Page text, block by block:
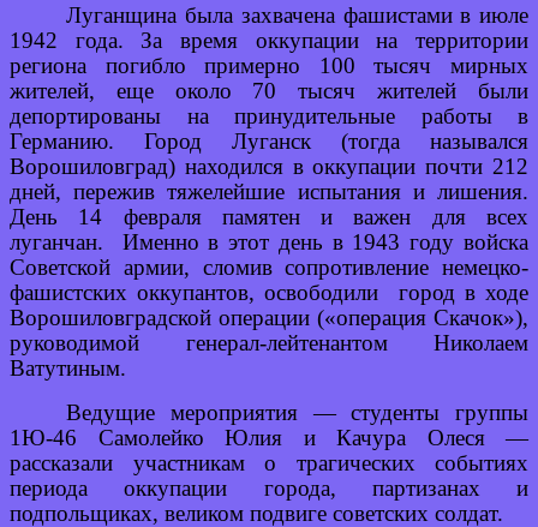
Луганщина была захвачена фашистами в июле
1942 года. За время оккупации на территории
региона погибло примерно 100 тысяч мирных
жителей, еще около 70 тысяч жителей были
депортированы на принудительные работы в
Германию. Город Луганск (тогда назывался
Ворошиловград) находился в оккупации почти 212
дней, пережив тяжелейшие испытания и лишения.
День 14 февраля памятен и важен для всех
луганчан. Именно в этот день в 1943 году войска
Советской армии, сломив сопротивление немецко-
фашистских оккупантов, освободили город в ходе
Ворошиловградской операции («операция Скачок»),
руководимой генерал-лейтенантом Николаем
Ватутиным.
Ведущие мероприятия — студенты группы
1Ю-46 Самолейко Юлия и Качура Олеся —
рассказали участникам о трагических событиях
периода оккупации города, партизанах и
подпольщиках, великом подвиге советских солдат.